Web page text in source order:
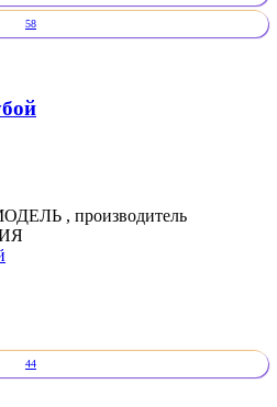
58
, производитель
44